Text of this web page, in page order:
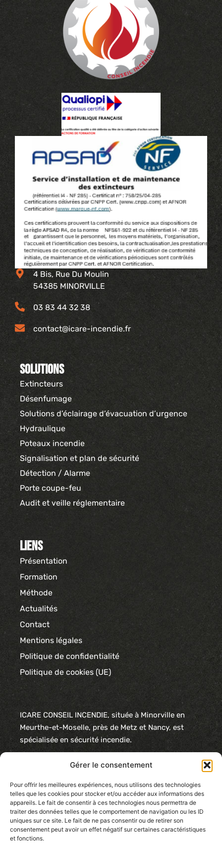
Gérer le consentement
Pour offrir les meilleures expériences, nous utilisons des technologies
telles que les cookies pour stocker et/ou accéder aux informations des
appareils. Le fait de consentir à ces technologies nous permettra de
traiter des données telles que le comportement de navigation ou les ID
uniques sur ce site. Le fait de ne pas consentir ou de retirer son
consentement peut avoir un effet négatif sur certaines caractéristiques
et fonctions.
4 Bis, Rue Du Moulin
54385 MINORVILLE
03 83 44 32 38
contact@icare-incendie.fr
Solutions
Extincteurs
Désenfumage
Solutions d’éclairage d’évacuation d’urgence
Hydraulique
Poteaux incendie
Signalisation et plan de sécurité
Détection / Alarme
Porte coupe-feu
Audit et veille réglementaire
Liens
Présentation
Formation
Méthode
Actualités
Contact
Mentions légales
Politique de confidentialité
Politique de cookies (UE)
ICARE CONSEIL INCENDIE, située à Minorville en
Meurthe-et-Moselle, près de Metz et Nancy, est
spécialisée en sécurité incendie.
Nous proposons des solutions complètes : éclairage
détection/alarme, désenfumage et systèmes
hydrauliques.
Nos services incluent également l’audit et la veille
réglementaire, ainsi que la signalétique et les plans
de sécurité. Notre expertise garantit des solutions